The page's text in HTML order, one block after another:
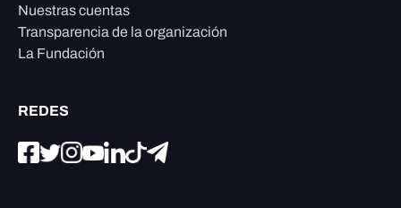
Nuestras cuentas
Transparencia de la organización
La Fundación
REDES